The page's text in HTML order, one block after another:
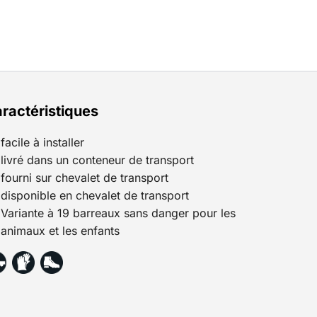
facile à installer
livré dans un conteneur de transport
fourni sur chevalet de transport
disponible en chevalet de transport
Variante à 19 barreaux sans danger pour les
animaux et les enfants